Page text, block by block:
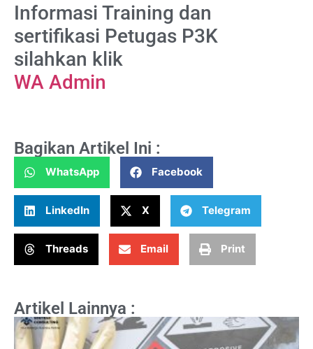
Informasi Training dan
sertifikasi Petugas P3K
silahkan klik
WA Admin
Bagikan Artikel Ini :
WhatsApp Facebook
LinkedIn X Telegram
Threads Email Print
Artikel Lainnya :